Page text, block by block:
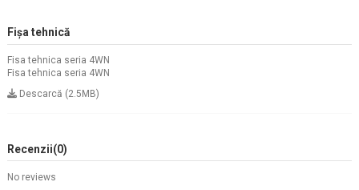
Fișa tehnică
Fisa tehnica seria 4WN
Fisa tehnica seria 4WN
Descarcă (2.5MB)
Recenzii(0)
No reviews